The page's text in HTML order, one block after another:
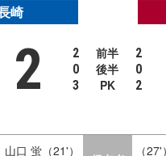
崎
2 2 前半
2
0
後半
0
3
PK 2
山口 蛍（21'）
（